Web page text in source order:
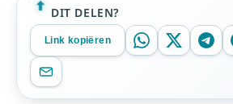
DIT DELEN?
Link kopiëren